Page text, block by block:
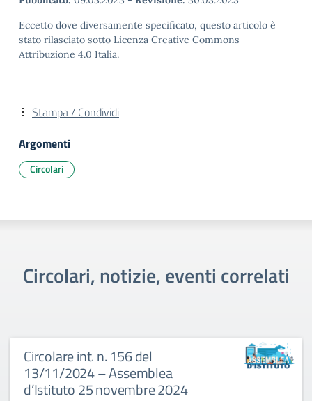
Eccetto dove diversamente specificato, questo articolo è
stato rilasciato sotto Licenza Creative Commons
Attribuzione 4.0 Italia.
Stampa / Condividi
Argomenti
Circolari
Circolari, notizie, eventi correlati
Circolare int. n. 156 del
13/11/2024 – Assemblea
d’Istituto 25 novembre 2024